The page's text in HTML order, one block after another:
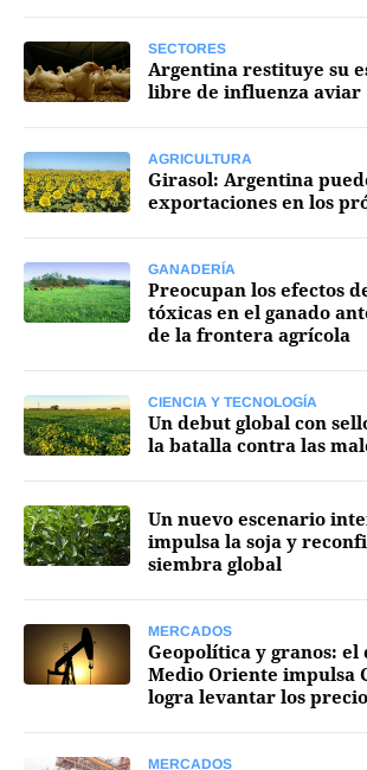
SECTORES
Argentina restituye su
libre de influenza aviar
AGRICULTURA
Girasol: Argentina
exportaciones en los
GANADERÍA
Preocupan los efectos
tóxicas en el ganado
de la frontera agrícola
CIENCIA Y TECNOLOGÍA
Un debut global con
la batalla contra las
Un nuevo escenario
impulsa la soja y
siembra global
MERCADOS
Geopolítica y granos: el
Medio Oriente impulsa
logra levantar los
MERCADOS